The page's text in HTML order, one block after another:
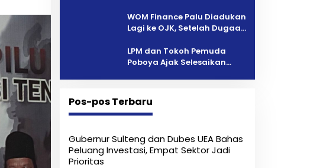
Wilayah Tambang PT CPM
‎WOM Finance Palu Diadukan
Lagi ke OJK, Setelah Dugaan
Kendaraan Dipersoalkan ‎
LPM dan Tokoh Pemuda
Poboya Ajak Selesaikan
Kekeluargaan
Pos-pos Terbaru
Gubernur Sulteng dan Dubes UEA Bahas
Peluang Investasi, Empat Sektor Jadi
Prioritas